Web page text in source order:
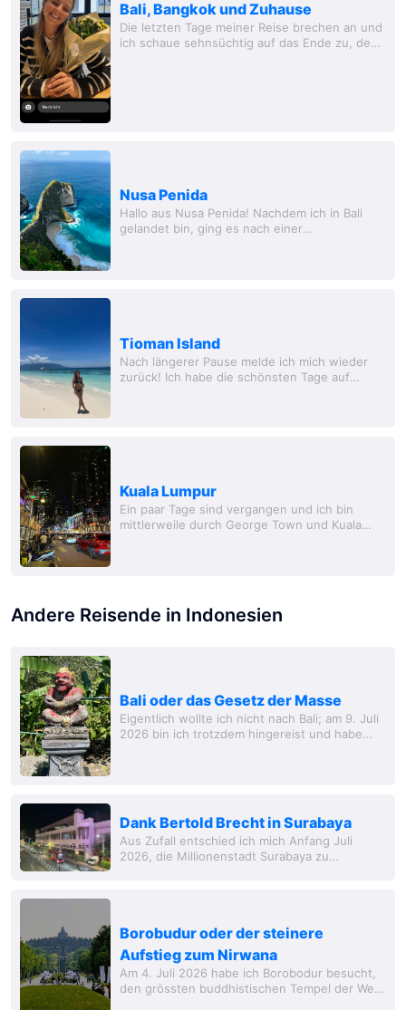
Bali, Bangkok und Zuhause
Die letzten Tage meiner Reise brechen an und
ich schaue sehnsüchtig auf das Ende zu, denn
Nusa Penida
Hallo aus Nusa Penida! Nachdem ich in Bali
gelandet bin, ging es nach einer
Tioman Island
Nach längerer Pause melde ich mich wieder
zurück! Ich habe die schönsten Tage auf
Kuala Lumpur
Ein paar Tage sind vergangen und ich bin
mittlerweile durch George Town und Kuala
Andere Reisende in Indonesien
Bali oder das Gesetz der Masse
Eigentlich wollte ich nicht nach Bali; am 9. Juli
2026 bin ich trotzdem hingereist und habe
Dank Bertold Brecht in Surabaya
Aus Zufall entschied ich mich Anfang Juli
2026, die Millionenstadt Surabaya zu
Borobudur oder der steinere
Aufstieg zum Nirwana
Am 4. Juli 2026 habe ich Borobodur besucht,
den grössten buddhistischen Tempel der Welt.